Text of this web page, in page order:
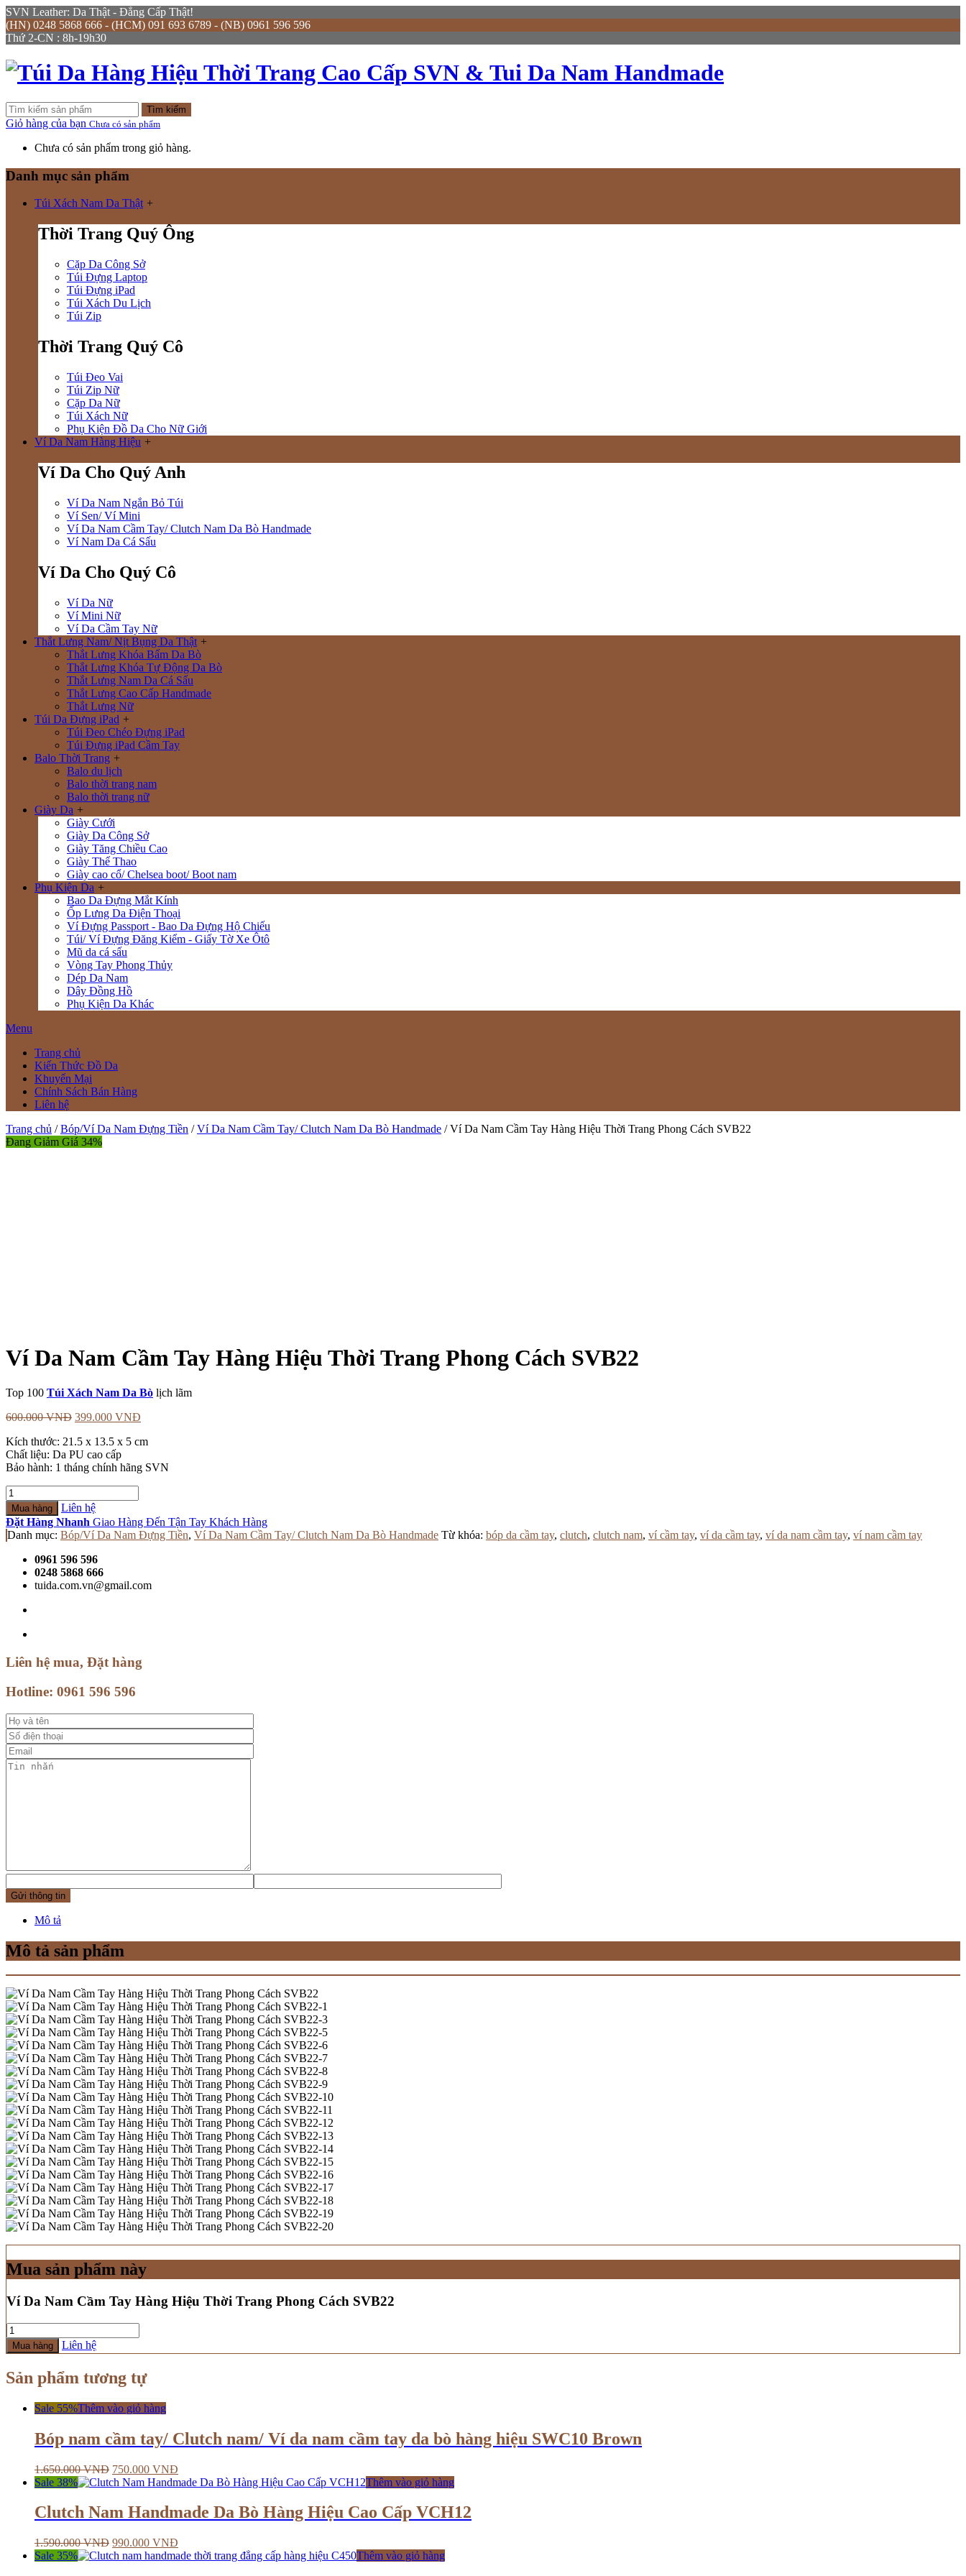
SVN Leather: Da Thật - Đẳng Cấp Thật!
(HN) 0248 5868 666 - (HCM) 091 693 6789 - (NB) 0961 596 596
Thứ 2-CN : 8h-19h30
Tìm kiếm
Giỏ hàng của bạn Chưa có sản phẩm
Chưa có sản phẩm trong giỏ hàng.
Danh mục sản phẩm
Túi Xách Nam Da Thật +
Thời Trang Quý Ông
Cặp Da Công Sở
Túi Đựng Laptop
Túi Đựng iPad
Túi Xách Du Lịch
Túi Zip
Thời Trang Quý Cô
Túi Đeo Vai
Túi Zip Nữ
Cặp Da Nữ
Túi Xách Nữ
Phụ Kiện Đồ Da Cho Nữ Giới
Ví Da Nam Hàng Hiệu +
Ví Da Cho Quý Anh
Ví Da Nam Ngắn Bỏ Túi
Ví Sen/ Ví Mini
Ví Da Nam Cầm Tay/ Clutch Nam Da Bò Handmade
Ví Nam Da Cá Sấu
Ví Da Cho Quý Cô
Ví Da Nữ
Ví Mini Nữ
Ví Da Cầm Tay Nữ
Thắt Lưng Nam/ Nịt Bụng Da Thật +
Thắt Lưng Khóa Bấm Da Bò
Thắt Lưng Khóa Tự Động Da Bò
Thắt Lưng Nam Da Cá Sấu
Thắt Lưng Cao Cấp Handmade
Thắt Lưng Nữ
Túi Da Đựng iPad +
Túi Đeo Chéo Đựng iPad
Túi Đựng iPad Cầm Tay
Balo Thời Trang +
Balo du lịch
Balo thời trang nam
Balo thời trang nữ
Giày Da +
Giày Cưới
Giày Da Công Sở
Giày Tăng Chiều Cao
Giày Thể Thao
Giày cao cổ/ Chelsea boot/ Boot nam
Phụ Kiện Da +
Bao Da Đựng Mắt Kính
Ốp Lưng Da Điện Thoại
Ví Đựng Passport - Bao Da Đựng Hộ Chiếu
Túi/ Ví Đựng Đăng Kiểm - Giấy Tờ Xe Ôtô
Mũ da cá sấu
Vòng Tay Phong Thủy
Dép Da Nam
Dây Đồng Hồ
Phụ Kiện Da Khác
Menu
Trang chủ
Kiến Thức Đồ Da
Khuyến Mại
Chính Sách Bán Hàng
Liên hệ
Trang chủ /Bóp/Ví Da Nam Đựng Tiền /Ví Da Nam Cầm Tay/ Clutch Nam Da Bò Handmade / Ví Da Nam Cầm Tay Hàng Hiệu Thời Trang Phong Cách SVB22
Đang Giảm Giá 34%
Ví Da Nam Cầm Tay Hàng Hiệu Thời Trang Phong Cách SVB22
Top 100 Túi Xách Nam Da Bò lịch lãm
600.000VNĐ 399.000 VNĐ
Kích thước: 21.5 x 13.5 x 5 cm
Chất liệu: Da PU cao cấp
Bảo hành: 1 tháng chính hãng SVN
Số
lượng
Mua hàng
Liên hệ
Đặt Hàng Nhanh Giao Hàng Đến Tận Tay Khách Hàng
Danh mục: Bóp/Ví Da Nam Đựng Tiền, Ví Da Nam Cầm Tay/ Clutch Nam Da Bò Handmade Từ khóa: bóp da cầm tay, clutch, clutch nam, ví cầm tay, ví da cầm tay, ví da nam cầm tay, ví nam cầm tay
0961 596 596
0248 5868 666
tuida.com.vn@gmail.com
Liên hệ mua, Đặt hàng
Hotline: 0961 596 596
Mô tả
Mô tả sản phẩm
Mua sản phẩm này
Ví Da Nam Cầm Tay Hàng Hiệu Thời Trang Phong Cách SVB22
Số
lượng
Mua hàng Liên hệ
Sản phẩm tương tự
Sale 55%Thêm vào giỏ hàng
Bóp nam cầm tay/ Clutch nam/ Ví da nam cầm tay da bò hàng hiệu SWC10 Brown
1.650.000VNĐ 750.000 VNĐ
Sale 38%
Thêm vào giỏ hàng
Clutch Nam Handmade Da Bò Hàng Hiệu Cao Cấp VCH12
1.590.000VNĐ 990.000 VNĐ
Sale 35%
Thêm vào giỏ hàng